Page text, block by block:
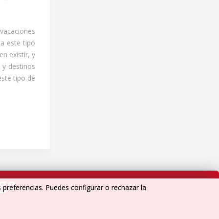
este tipo
existir, y
destinos
tipo de
Puedes configurar o rechazar la